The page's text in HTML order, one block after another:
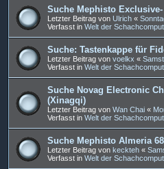
Suche Mephisto
Letzter Beitrag von Ulrich «
Verfasst in Welt der
Suche: Tastenkappe für
Letzter Beitrag von voelkx «
Verfasst in Welt der
Suche Novag Electronic
(Xinagqi)
Letzter Beitrag von Wan Chai «
Verfasst in Welt der
Suche Mephisto Almeria
Letzter Beitrag von keckteh «
Verfasst in Welt der